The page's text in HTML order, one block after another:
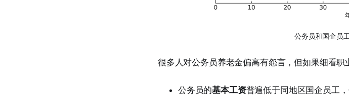
公务员和国企员
很多人对公务员养老金偏高有怨言，但如果细看职
公务员的基本工资普遍低于同地区国企员工